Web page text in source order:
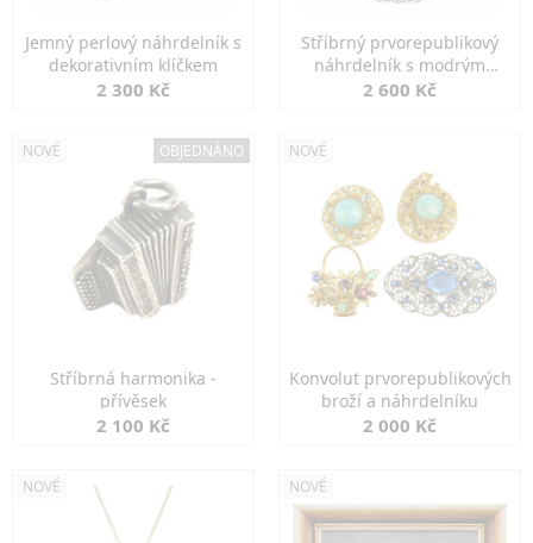
Jemný perlový náhrdelník s
dekorativním klíčkem
2 300 Kč
Stříbrný prvorepublikový
náhrdelník s modrým
spinelem
2 600 Kč
NOVÉ OBJEDNÁNO
Stříbrná harmonika -
přívěsek
2 100 Kč
NOVÉ
Konvolut prvorepublikových
broží a náhrdelníku
2 000 Kč
NOVÉ NOVÉ